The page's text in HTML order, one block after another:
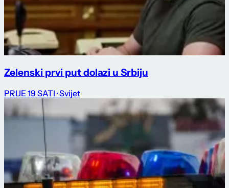
Zelenski prvi put dolazi u Srbiju
PRIJE 19 SATI · Svijet